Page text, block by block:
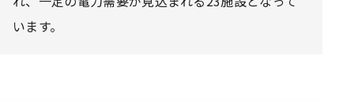
います。